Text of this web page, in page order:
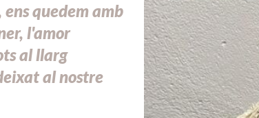
quedem amb
l'amor
al llarg
al nostre